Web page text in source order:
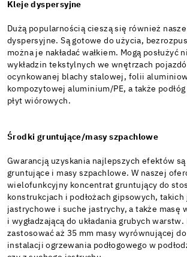
Kleje dyspersyjne
Dużą popularnością cieszą się również
dyspersyjne. Są gotowe do użycia,
można je nakładać wałkiem. Mogą posłużyć
wykładzin tekstylnych we wnętrzach
ocynkowanej blachy stalowej, folii
kompozytowej aluminium/PE, a także
płyt wiórowych.
Środki gruntujące/masy szpachlowe
Gwarancją uzyskania najlepszych efektów
gruntujące i masy szpachlowe. W naszej
wielofunkcyjny koncentrat gruntujący do
konstrukcjach i podłożach gipsowych, takich
jastrychowe i suche jastrychy, a także masę
i wygładzającą do układania grubych warstw.
zastosować aż 35 mm masy wyrównującej
instalacji ogrzewania podłogowego w